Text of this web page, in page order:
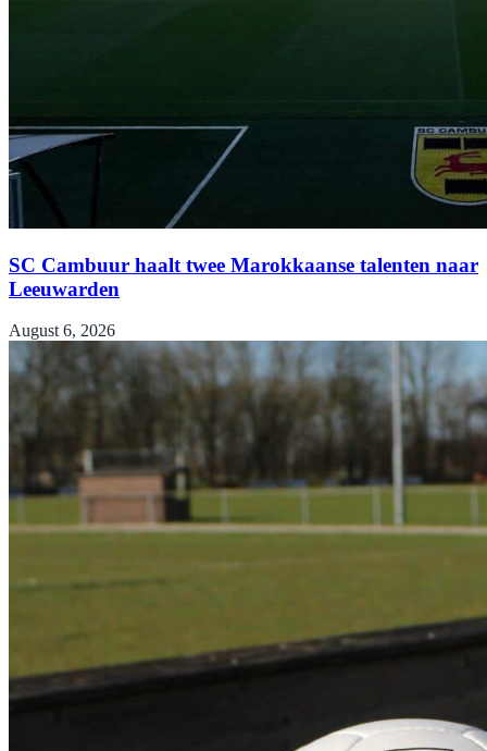
SC Cambuur haalt twee Marokkaanse talenten naar
Leeuwarden
August 6, 2026